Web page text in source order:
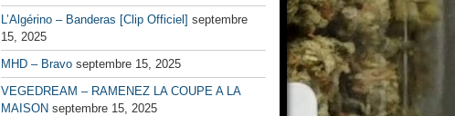
L’Algérino – Banderas [Clip Officiel] septembre
15, 2025
MHD – Bravo septembre 15, 2025
VEGEDREAM – RAMENEZ LA COUPE A LA
MAISON septembre 15, 2025